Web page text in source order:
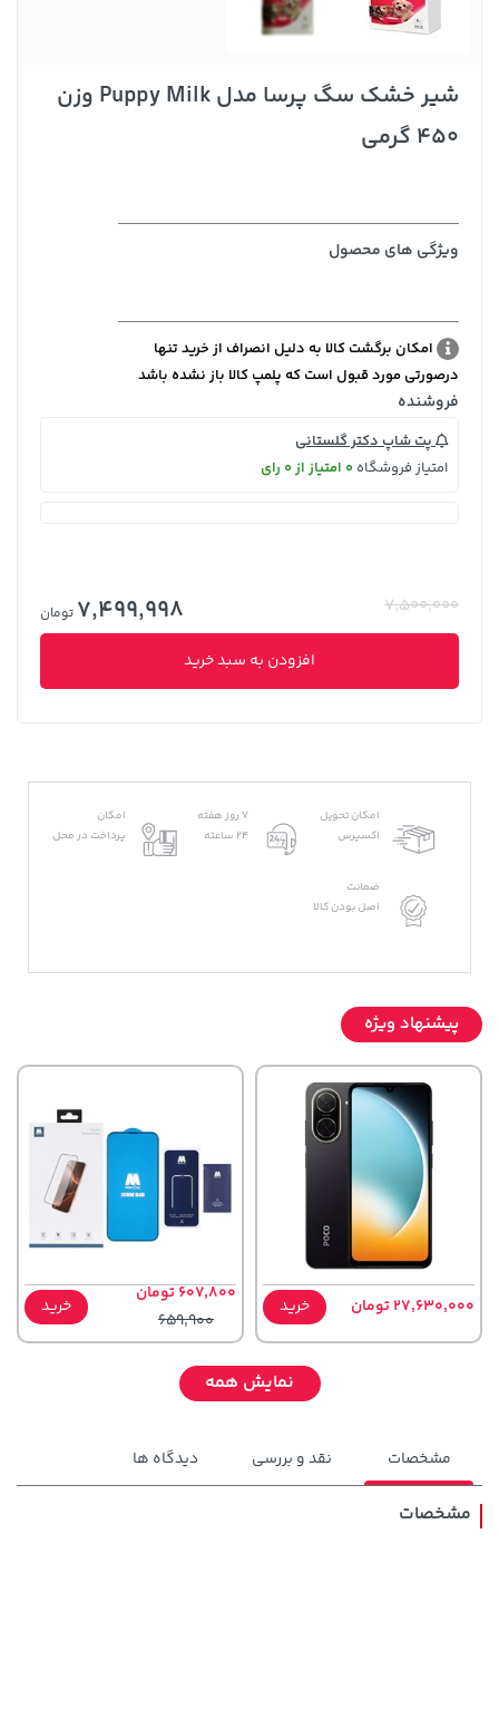
شیر خشک سگ پرسا مدل Puppy Milk وزن
450 گرمی
ویژگی های محصول
امکان برگشت کالا به دلیل انصراف از خرید تنها
درصورتی مورد قبول است که پلمپ کالا باز نشده باشد
فروشنده
پت شاپ دکتر گلستانی
امتیاز فروشگاه 0 امتیاز از 0 رای
7,500,000
7,499,998 تومان
افزودن به سبد خرید
امکان تحویل
اکسپرس
7 روز هفته
24 ساعته
امکان
پرداخت در محل
ضمانت
اصل بودن کالا
پیشنهاد ویژه
27,630,000 تومان خرید
607,800 تومان
659,900
خرید
نمایش همه
مشخصات نقد و بررسی دیدگاه ها
مشخصات